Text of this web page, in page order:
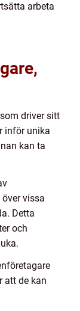
arbeta
driver sitt
inför unika
kan ta
vissa
Detta
och
att de kan